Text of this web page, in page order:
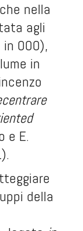
nella
agli
OOO),
in
e E.
della